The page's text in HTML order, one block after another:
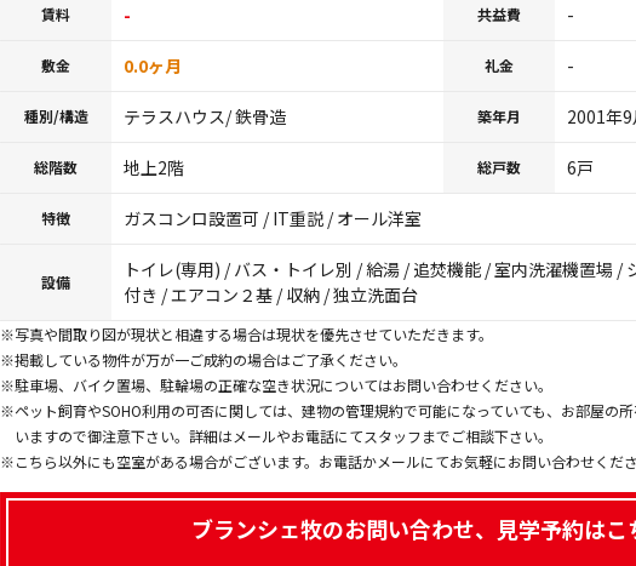
賃料 - 共益費 -
敷金 0.0ヶ月 礼金 -
種別/構造 テラスハウス/ 鉄骨造 築年月 2001年
総階数 地上2階 総戸数 6戸
特徴 ガスコンロ設置可 / IT重説 / オール洋室
設備
トイレ(専用) / バス・トイレ別 / 給湯 / 追焚機能 / 室内洗濯機置場 /
付き / エアコン２基 / 収納 / 独立洗面台
※写真や間取り図が現状と相違する場合は現状を優先させていただきます。
※掲載している物件が万が一ご成約の場合はご了承ください。
※駐車場、バイク置場、駐輪場の正確な空き状況についてはお問い合わせください。
※ペット飼育やSOHO利用の可否に関しては、建物の管理規約で可能になっていても、お部屋の
いますので御注意下さい。詳細はメールやお電話にてスタッフまでご相談下さい。
※こちら以外にも空室がある場合がございます。お電話かメールにてお気軽にお問い合わせくださ
ブランシェ牧のお問い合わせ、見学予約はこ